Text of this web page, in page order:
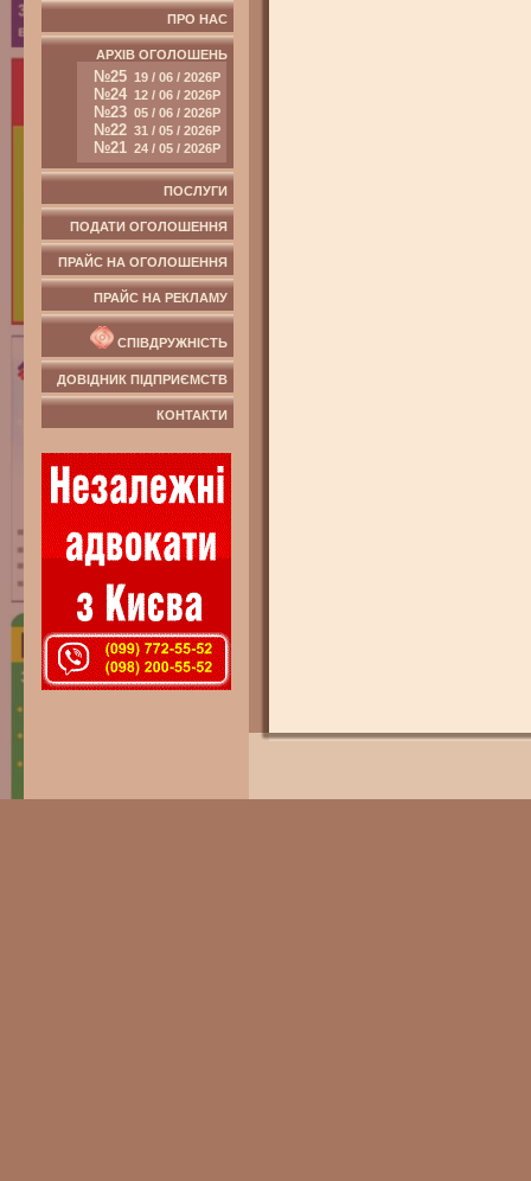
ПРО НАС
АРХІВ ОГОЛОШЕНЬ
№25 19 / 06 / 2026Р
№24 12 / 06 / 2026Р
№23 05 / 06 / 2026Р
№22 31 / 05 / 2026Р
№21 24 / 05 / 2026Р
ПОСЛУГИ
ПОДАТИ ОГОЛОШЕННЯ
ПРАЙС НА ОГОЛОШЕННЯ
ПРАЙС НА РЕКЛАМУ
СПІВДРУЖНІСТЬ
ДОВІДНИК ПІДПРИЄМСТВ
КОНТАКТИ